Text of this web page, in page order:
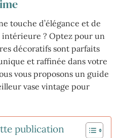
touche d’élégance et de
? Optez pour un
décoratifs sont parfaits
et raffinée dans votre
vous proposons un guide
vase vintage pour
publication